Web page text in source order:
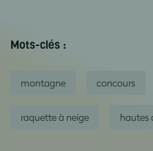
Mots-clés :
montagne concours
raquette à neige hautes